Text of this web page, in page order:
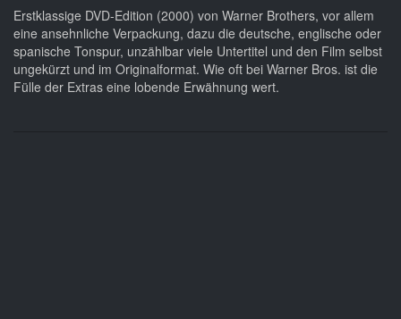
Erstklassige DVD-Edition (2000) von Warner Brothers, vor allem
eine ansehnliche Verpackung, dazu die deutsche, englische oder
spanische Tonspur, unzählbar viele Untertitel und den Film selbst
ungekürzt und im Originalformat. Wie oft bei Warner Bros. ist die
Fülle der Extras eine lobende Erwähnung wert.